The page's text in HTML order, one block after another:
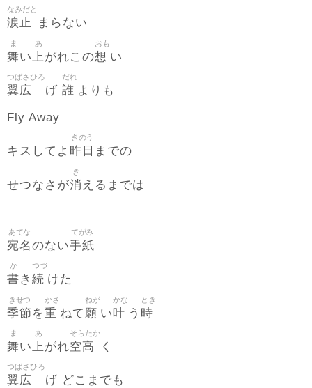
涙止
なみだと
まらない
舞
ま
い 上
あ
がれこの想
おも
い
翼広
つばさひろ
げ 誰
だれ
よりも
Fly Away
キスしてよ 昨日
きのう
までの
せつなさが消
き
えるまでは
宛名
あてな
のない手紙
てがみ
書
か
き 続
つづ
けた
季節
きせつ
を重
かさ
ねて 願
ねが
い叶
かな
う 時
とき
舞
ま
い上
あ
がれ空高
そらたか
く
翼広
つばさひろ
げ どこまでも